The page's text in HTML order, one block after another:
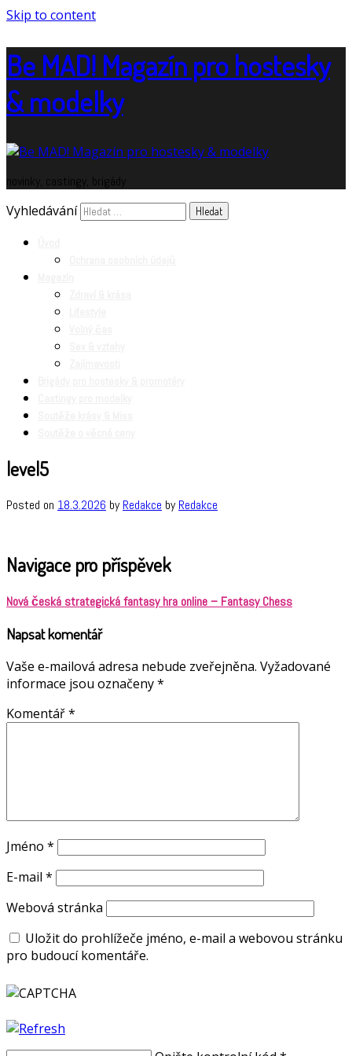
Skip to content
Be MAD! Magazín pro hostesky
& modelky
novinky, castingy, brigády
Vyhledávání
level5
Posted on 18.3.2026 byRedakce byRedakce
Navigace pro příspěvek
Nová česká strategická fantasy hra online – Fantasy Chess
Napsat komentář
Vaše e-mailová adresa nebude zveřejněna. Vyžadované
informace jsou označeny*
Komentář*
Jméno *
E-mail *
Webová stránka
Uložit do prohlížeče jméno, e-mail a webovou stránku
pro budoucí komentáře.